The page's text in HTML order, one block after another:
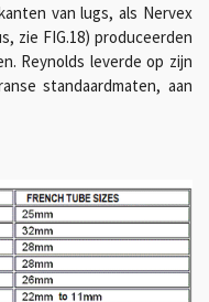
van lugs, als Nervex
zie FIG.18) produceerden
Reynolds leverde op zijn
standaardmaten, aan